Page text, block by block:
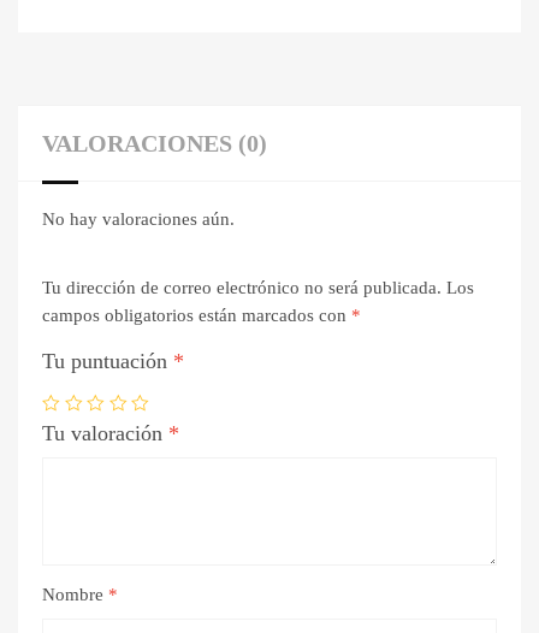
VALORACIONES (0)
No hay valoraciones aún.
Tu dirección de correo electrónico no será publicada. Los
campos obligatorios están marcados con *
Tu puntuación *
Tu valoración *
Nombre *